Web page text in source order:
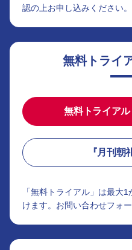
認の上お申し込みください。
無料トライ
無料トライアル
『月刊朝
「無料トライアル」は最大
けます。お問い合わせフォ